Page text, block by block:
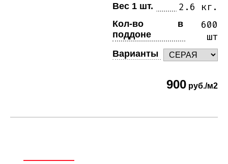
Вес 1 шт. 2.6 кг.
Кол-во в
поддоне
600
шт
Варианты
900 руб./м2